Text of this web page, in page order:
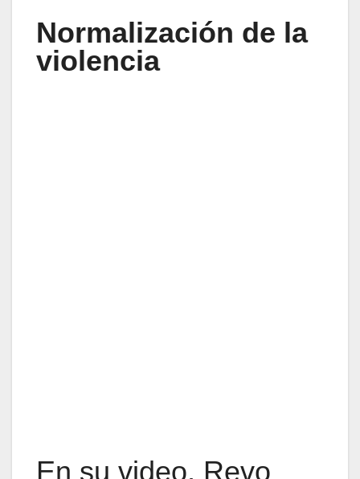
Normalización de la
violencia
En su video, Revo